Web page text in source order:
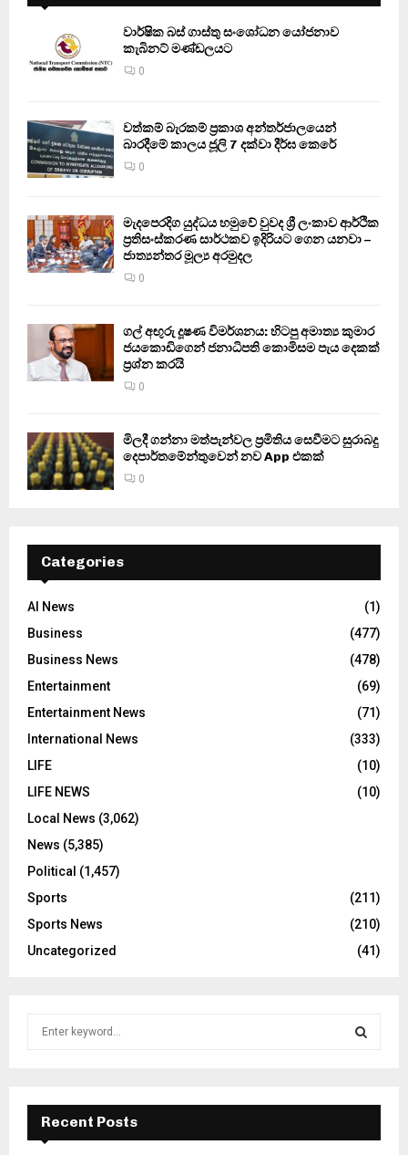
වාර්ෂික බස් ගාස්තු සංශෝධන යෝජනාව
කැබිනට් මණ්ඩලයට
0
වත්කම් බැරකම් ප්‍රකාශ අන්තර්ජාලයෙන්
බාරදීමේ කාලය ජූලි 7 දක්වා දීර්ඝ කෙරේ
0
මැදපෙරදිග යුද්ධය හමුවේ වුවද ශ්‍රී ලංකාව ආර්ථික
ප්‍රතිසංස්කරණ සාර්ථකව ඉදිරියට ගෙන යනවා –
ජාත්‍යන්තර මූල්‍ය අරමුදල
0
ගල් අඟුරු දූෂණ විමර්ශනය: හිටපු අමාත්‍ය කුමාර
ජයකොඩිගෙන් ජනාධිපති කොමිසම පැය දෙකක්
ප්‍රශ්න කරයි
0
මිලදී ගන්නා මත්පැන්වල ප්‍රමිතිය සෙවීමට සුරාබදු
දෙපාර්තමේන්තුවෙන් නව App එකක්
0
Categories
AI News
(1)
Business
(477)
Business News
(478)
Entertainment
(69)
Entertainment News
(71)
International News
(333)
LIFE
(10)
LIFE NEWS
(10)
Local News (3,062)
News (5,385)
Political (1,457)
Sports
(211)
Sports News
(210)
Uncategorized
(41)
f
E
A
Recent Posts